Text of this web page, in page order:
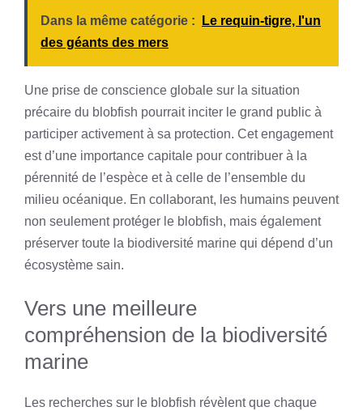
Dans la même catégorie :
Le requin-tigre, l'un
des géants des mers
Une prise de conscience globale sur la situation
précaire du blobfish pourrait inciter le grand public à
participer activement à sa protection. Cet engagement
est d’une importance capitale pour contribuer à la
pérennité de l’espèce et à celle de l’ensemble du
milieu océanique. En collaborant, les humains peuvent
non seulement protéger le blobfish, mais également
préserver toute la biodiversité marine qui dépend d’un
écosystème sain.
Vers une meilleure
compréhension de la biodiversité
marine
Les recherches sur le blobfish révèlent que chaque